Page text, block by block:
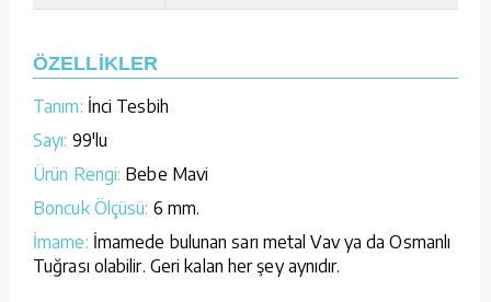
ÖZELLİKLER
Tanım: İnci Tesbih
Sayı: 99'lu
Ürün Rengi: Bebe Mavi
Boncuk Ölçüsü: 6 mm.
İmame: İmamede bulunan sarı metal Vav ya da Osmanlı
Tuğrası olabilir. Geri kalan her şey aynıdır.